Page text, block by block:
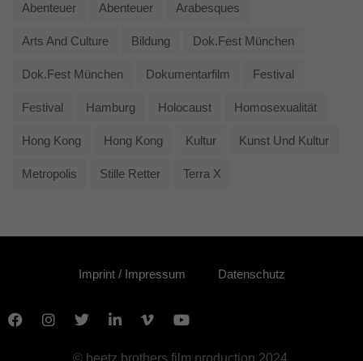
Abenteuer Abenteuer Arabesques
Arts And Culture Bildung Dok.fest München
Dok.fest München Dokumentarfilm Festival
Festival Hamburg Holocaust Homosexualität
Hong Kong Hong Kong Kultur Kunst Und Kultur
Metropolis Stille Retter Terra X
Imprint / Impressum Datenschutz
© beetz brothers film production 2024.